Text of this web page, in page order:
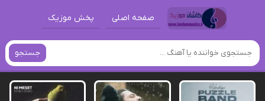
صفحه اصلی پخش موزیک
جستجو